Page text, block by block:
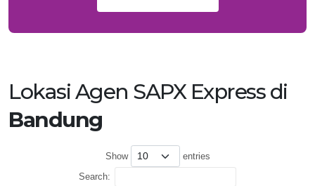
Lokasi Agen SAPX Express di
Bandung
Show
entries
Search: